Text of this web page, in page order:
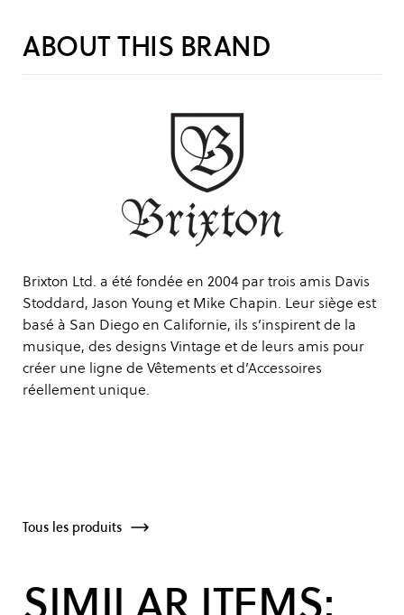
ABOUT THIS BRAND
Brixton Ltd. a été fondée en 2004 par trois amis Davis
Stoddard, Jason Young et Mike Chapin. Leur siège est
basé à San Diego en Californie, ils s’inspirent de la
musique, des designs Vintage et de leurs amis pour
créer une ligne de Vêtements et d’Accessoires
réellement unique.
Tous les produits